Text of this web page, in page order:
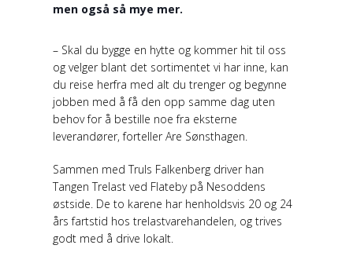
men også så mye mer.
– Skal du bygge en hytte og kommer hit til oss
og velger blant det sortimentet vi har inne, kan
du reise herfra med alt du trenger og begynne
jobben med å få den opp samme dag uten
behov for å bestille noe fra eksterne
leverandører, forteller Are Sønsthagen.
Sammen med Truls Falkenberg driver han
Tangen Trelast ved Flateby på Nesoddens
østside. De to karene har henholdsvis 20 og 24
års fartstid hos trelastvarehandelen, og trives
godt med å drive lokalt.